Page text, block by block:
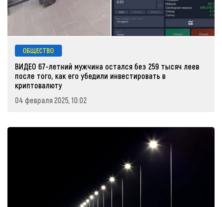
ОБЩЕСТВО
ВИДЕО 67-летний мужчина остался без 259 тысяч леев
после того, как его убедили инвестировать в
криптовалюту
04 февраля 2025, 10:02